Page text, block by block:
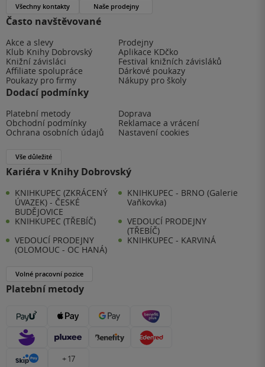
Často navštěvované
Akce a slevy
Prodejny
Klub Knihy Dobrovský
Aplikace KDčko
Knižní závisláci
Festival knižních závisláků
Affiliate spolupráce
Dárkové poukazy
Poukazy pro firmy
Nákupy pro školy
Dodací podmínky
Platební metody
Doprava
Obchodní podmínky
Reklamace a vrácení
Ochrana osobních údajů
Nastavení cookies
Vše důležité
Kariéra v Knihy Dobrovský
KNIHKUPEC (ZKRÁCENÝ
ÚVAZEK) - ČESKÉ
BUDĚJOVICE
KNIHKUPEC - BRNO (Galerie
Vaňkovka)
KNIHKUPEC (TŘEBÍČ)
VEDOUCÍ PRODEJNY
(TŘEBÍČ)
VEDOUCÍ PRODEJNY
(OLOMOUC - OC HANÁ)
KNIHKUPEC - KARVINÁ
Volné pracovní pozice
Platební metody
+ 17
Všechny kontakty Naše prodejny